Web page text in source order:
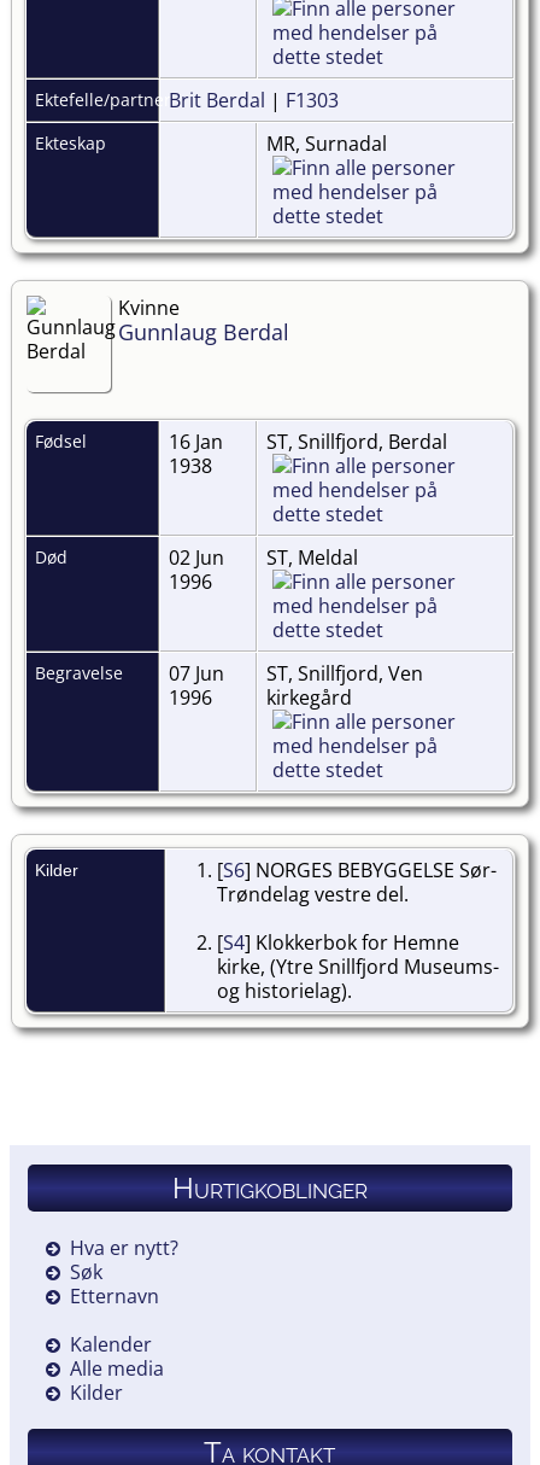
Ektefelle/partnerBrit Berdal | F1303
Ekteskap MR, Surnadal
Kvinne
Gunnlaug Berdal
Fødsel
16 Jan
1938
ST, Snillfjord, Berdal
Død
02 Jun
1996
ST, Meldal
Begravelse
07 Jun
1996
ST, Snillfjord, Ven
kirkegård
Kilder [S6] NORGES BEBYGGELSE Sør-
Trøndelag vestre del.
[S4] Klokkerbok for Hemne
kirke, (Ytre Snillfjord Museums-
og historielag).
Hurtigkoblinger
Hva er nytt?
Søk
Etternavn
Kalender
Alle media
Kilder
Ta kontakt